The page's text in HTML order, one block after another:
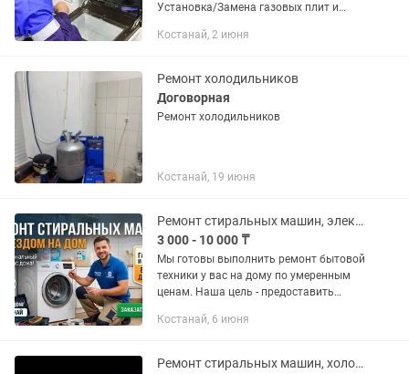
Установка/Замена газовых плит и
ОБСЛУЖИВАНИЕ ГАЗОВЫХ КОТЛОВ.
замена...
Костанай, 2 июня
Ремонт холодильников
Договорная
Ремонт холодильников
Костанай, 19 июня
Ремонт стиральных машин, электроплит, пылесосов, микроволновок.
3 000 - 10 000 ₸
Мы готовы выполнить ремонт бытовой
техники у вас на дому по умеренным
ценам. Наша цель - предоставить
ценам. Мы предлагаем
Костанай, 6 июня
Ремонт стиральных машин, холодильников, микроволновок,пылесосов и т.п.